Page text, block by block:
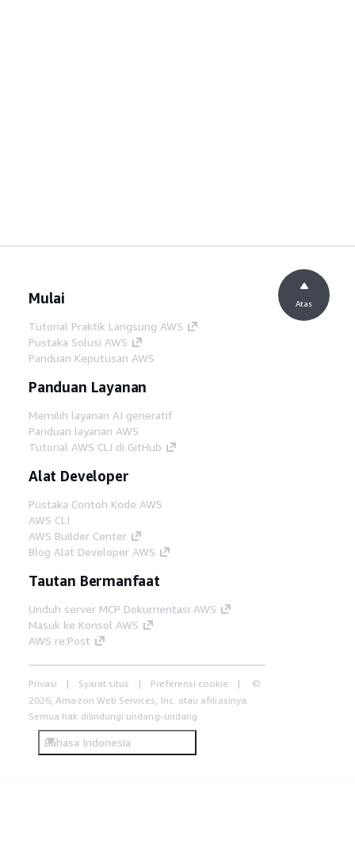
Mulai
Tutorial Praktik Langsung AWS
Pustaka Solusi AWS
Panduan Keputusan AWS
Panduan Layanan
Memilih layanan AI generatif
Panduan layanan AWS
Tutorial AWS CLI di GitHub
Alat Developer
Pustaka Contoh Kode AWS
AWS CLI
AWS Builder Center
Blog Alat Developer AWS
Tautan Bermanfaat
Unduh server MCP Dokumentasi AWS
Masuk ke Konsol AWS
AWS re:Post
Privasi Syarat situs Preferensi cookie
©
2026, Amazon Web Services, Inc. atau afiliasinya.
Semua hak dilindungi undang-undang.
Bahasa Indonesia
Atas